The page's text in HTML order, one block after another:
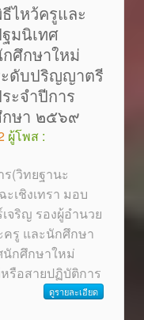
ไหว้ครูและ
มนิเทศ
ศึกษาใหม่
ดับปริญญาตรี
ะจำปีการ
ษา ๒๕๖๙
ผู้โพส :
(วิทยฐานะ
เชิงเทรา มอบ
จริญ รองผู้อำนวย
รู และนักศึกษา
นักศึกษาใหม่
รือสายปฏิบัติการ
ดูรายละเอียด